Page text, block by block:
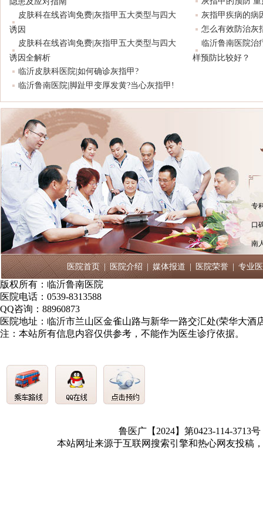
皮肤科在线咨询免费|灰指甲五大类型与四大
诱因
皮肤科在线咨询免费|灰指甲五大类型与四大
诱因全解析
临沂皮肤科医院|如何确诊灰指甲?
临沂鲁南医院|脚趾甲变厚发黄?当心灰指甲!
灰指甲疾病的病
怎么有效防治灰
临沂鲁南医院治
样预防比较好？
专
口
南
医院首页 | 医院介绍 媒体报道 医院荣誉 专业
版权所有：临沂鲁南医院
医院电话：0539-8313588
QQ咨询：88960873
医院地址：临沂市兰山区金雀山路与新华一路交汇处(荣华大酒
注：本站所有信息内容仅供参考，不能作为医生诊疗依据。
鲁医广【2024】第0423-114-3713
本站网址来源于互联网搜索引擎和热心网友投稿